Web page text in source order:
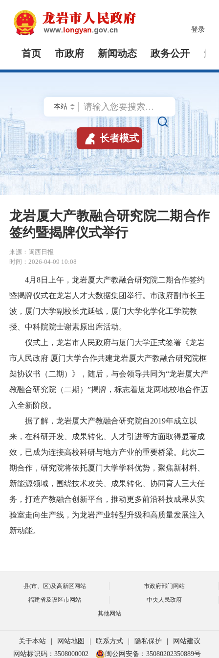
登录
首页 市政府 新闻动态 政务公开 解

 长者模式
龙岩厦大产教融合研究院二期合作
签约暨揭牌仪式举行
来源：闽西日报
时间：2026-04-09 10:08
4月8日上午，龙岩厦大产教融合研究院二期合作签约
暨揭牌仪式在龙岩人才大数据集团举行。市政府副市长王
波，厦门大学副校长尤延铖，厦门大学化学化工学院教
授、中科院院士谢素原出席活动。
仪式上，龙岩市人民政府与厦门大学正式签署《龙岩
市人民政府 厦门大学合作共建龙岩厦大产教融合研究院框
架协议书（二期）》，随后，与会领导共同为“龙岩厦大产
教融合研究院（二期）”揭牌，标志着厦龙两地校地合作迈
入全新阶段。
据了解，龙岩厦大产教融合研究院自2019年成立以
来，在科研开发、成果转化、人才引进等方面取得显著成
效，已成为连接高校科研与地方产业的重要桥梁。此次二
期合作，研究院将依托厦门大学学科优势，聚焦新材料、
新能源领域，围绕技术攻关、成果转化、协同育人三大任
务，打造产教融合创新平台，推动更多前沿科技成果从实
验室走向生产线，为龙岩产业转型升级和高质量发展注入
新动能。
县(市、区)及高新区网站
市政府部门网站
福建省及设区市网站
中央人民政府
其他网站
关于本站 网站地图 联系方式 隐私保护
网站建议
网站标识码：3508000002
闽公网安备：35080202350889号